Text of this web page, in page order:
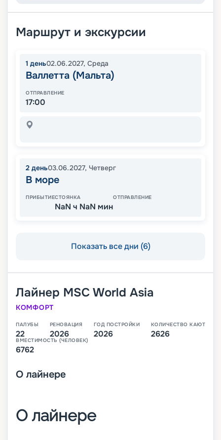
Маршрут и экскурсии
1 день02.06.2027, Среда
Валлетта (Мальта)
ОТПРАВЛЕНИЕ
17:00
2 день03.06.2027, Четверг
В море
ПРИБЫТИЕСТОЯНКА
NaN ч NaN мин
ОТПРАВЛЕНИЕ
Показать все дни (6)
Лайнер MSC World Asia
КОМФОРТ
ПАЛУБЫ
22
РЕНОВАЦИЯ
2026
ГОД ПОСТРОЙКИ
2026
КОЛИЧЕСТВО КАЮТ
2626
ВМЕСТИМОСТЬ (ЧЕЛОВЕК)
6762
О лайнере
О лайнере